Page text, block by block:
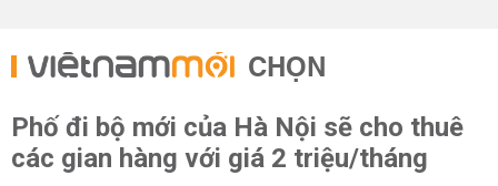
CHỌN
Phố đi bộ mới của Hà Nội sẽ cho thuê
các gian hàng với giá 2 triệu/tháng